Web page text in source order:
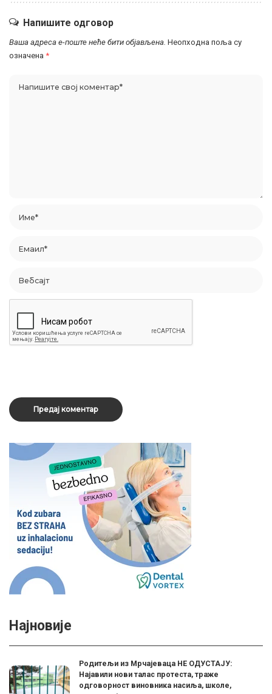
Напишите одговор
Ваша адреса е-поште неће бити објављена. Неопходна поља су
означена *
Најновије
Родитељи из Мрчајеваца НЕ ОДУСТАЈУ:
Најавили нови талас протеста, траже
одговорност виновника насиља, школе,